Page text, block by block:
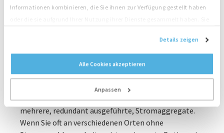
Informationen kombinieren, die Sie ihnen zur Verfügung gestellt haben
Details zeigen
Alle Cookies akzeptieren
Anpassen
unserem niederländischen Hauptsitz kaufen,
haben Backup-Anlagen in jeder Konfiguration und
große Erfahrung bei der Installation der Anlagen zum
Beispiel in Krankenhäusern und Rechenzentren. Für
höchste Betriebssicherheit liefern wir Ihnen auch
mehrere, redundant ausgeführte, Stromaggregate.
Wenn Sie oft an verschiedenen Orten ohne